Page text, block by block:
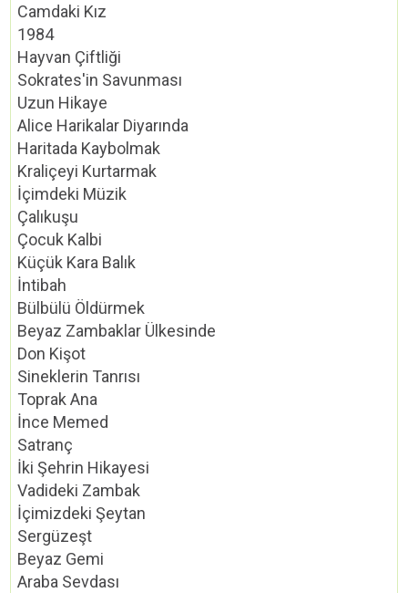
Camdaki Kız
1984
Hayvan Çiftliği
Sokrates'in Savunması
Uzun Hikaye
Alice Harikalar Diyarında
Haritada Kaybolmak
Kraliçeyi Kurtarmak
İçimdeki Müzik
Çalıkuşu
Çocuk Kalbi
Küçük Kara Balık
İntibah
Bülbülü Öldürmek
Beyaz Zambaklar Ülkesinde
Don Kişot
Sineklerin Tanrısı
Toprak Ana
İnce Memed
Satranç
İki Şehrin Hikayesi
Vadideki Zambak
İçimizdeki Şeytan
Sergüzeşt
Beyaz Gemi
Araba Sevdası